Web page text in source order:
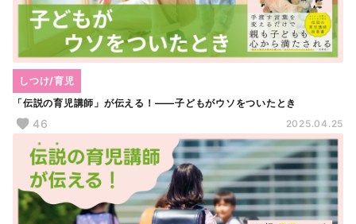
「伝説の育児講師」が伝える！――子どもがウソをついたとき
しつけ/育児
46 2025.04.25